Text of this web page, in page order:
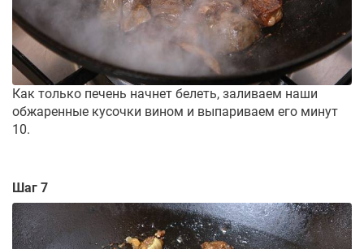
Как только печень начнет белеть, заливаем наши
обжаренные кусочки вином и выпариваем его минут
10.
Шаг 7